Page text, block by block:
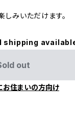
みいただけます。
shipping
out
お住まいの方向け